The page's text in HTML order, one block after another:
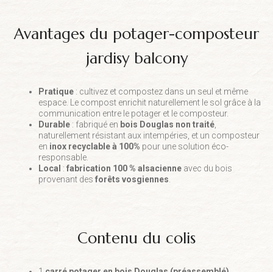
avantages du potager-composteur
jardisy balcony
Pratique : cultivez et compostez dans un seul et même
espace. Le compost enrichit naturellement le sol grâce à la
communication entre le potager et le composteur.
Durable : fabriqué en bois Douglas non traité
naturellement résistant aux intempéries, et un composteur
en inox recyclable à 100% pour une solution éco-
responsable.
Local : fabrication 100 % alsacienne avec du bois
provenant des forêts vosgiennes
contenu du colis